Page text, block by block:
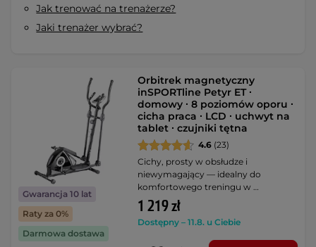
Jak trenować na trenażerze?
Jaki trenażer wybrać?
Gwarancja 10 lat
Raty za 0%
Darmowa dostawa
Orbitrek magnetyczny
inSPORTline Petyr ET ∙
domowy ∙ 8 poziomów oporu ∙
cicha praca ∙ LCD ∙ uchwyt na
tablet ∙ czujniki tętna
4.6 (23)
Cichy, prosty w obsłudze i
niewymagający — idealny do
komfortowego treningu w …
1 219 zł
Dostępny – 11.8. u Ciebie